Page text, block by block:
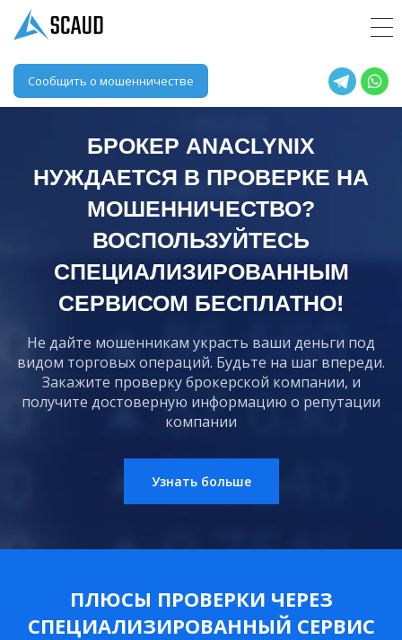
Сообщить о мошенничестве
БРОКЕР ANACLYNIX
НУЖДАЕТСЯ В ПРОВЕРКЕ НА
МОШЕННИЧЕСТВО?
ВОСПОЛЬЗУЙТЕСЬ
СПЕЦИАЛИЗИРОВАННЫМ
СЕРВИСОМ БЕСПЛАТНО!
Не дайте мошенникам украсть ваши деньги под
видом торговых операций. Будьте на шаг впереди.
Закажите проверку брокерской компании, и
получите достоверную информацию о репутации
компании
Узнать больше
ПЛЮСЫ ПРОВЕРКИ ЧЕРЕЗ
СПЕЦИАЛИЗИРОВАННЫЙ СЕРВИС